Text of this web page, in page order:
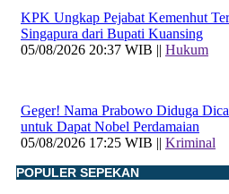
KPK Ungkap Pejabat Kemenhut
Singapura dari Bupati Kuansing
05/08/2026 20:37 WIB || Hukum
Geger! Nama Prabowo Diduga
untuk Dapat Nobel Perdamaian
05/08/2026 17:25 WIB || Kriminal
POPULER SEPEKAN